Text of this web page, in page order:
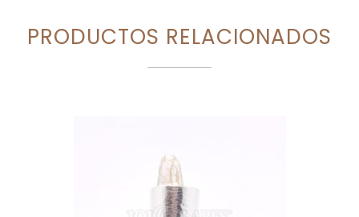
PRODUCTOS RELACIONADOS